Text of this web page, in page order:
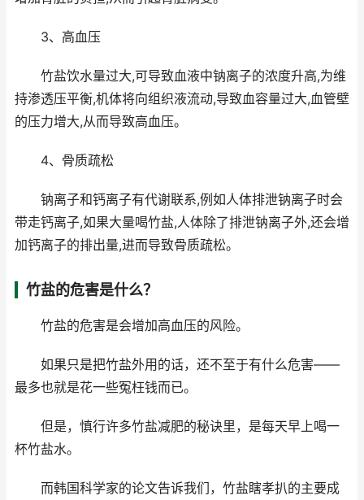
3、高血压
竹盐饮水量过大,可导致血液中钠离子的浓度升高,为维
持渗透压平衡,机体将向组织液流动,导致血容量过大,血管壁
的压力增大,从而导致高血压。
4、骨质疏松
钠离子和钙离子有代谢联系,例如人体排泄钠离子时会
带走钙离子,如果大量喝竹盐,人体除了排泄钠离子外,还会增
加钙离子的排出量,进而导致骨质疏松。
竹盐的危害是什么？
竹盐的危害是会增加高血压的风险。
如果只是把竹盐外用的话，还不至于有什么危害——
最多也就是花一些冤枉钱而已。
但是，慎行许多竹盐减肥的秘诀里，是每天早上喝一
杯竹盐水。
而韩国科学家的论文告诉我们，竹盐瞎孝扒的主要成